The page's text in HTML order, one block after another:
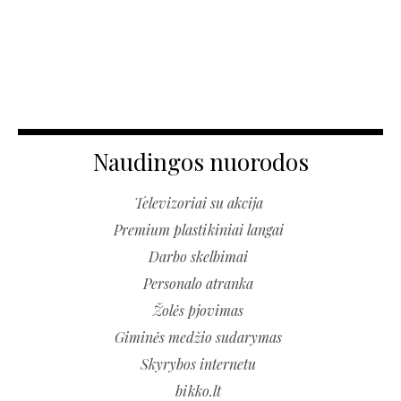
Naudingos nuorodos
Televizoriai su akcija
Premium plastikiniai langai
Darbo skelbimai
Personalo atranka
Žolės pjovimas
Giminės medžio sudarymas
Skyrybos internetu
bikko.lt